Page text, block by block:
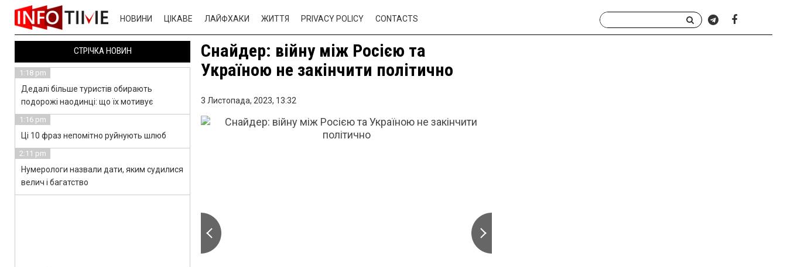
НОВИНИ ЦІКАВЕ ЛАЙФХАКИ ЖИТТЯ PRIVACY POLICY CONTACTS
Снайдер: війну між Росією та
Україною не закінчити політично
3 Листопада, 2023, 13:32
СТРІЧКА НОВИН
1:18 pm
Дедалі більше туристів обирають
подорожі наодинці: що їх мотивує
1:16 pm
Ці 10 фраз непомітно руйнують шлюб
2:11 pm
Нумерологи назвали дати, яким судилися
велич і багатство